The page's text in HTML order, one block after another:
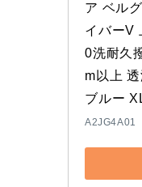
ア ベル
イバーV
0洗耐久
m以上
ブルー
A2JG4A01